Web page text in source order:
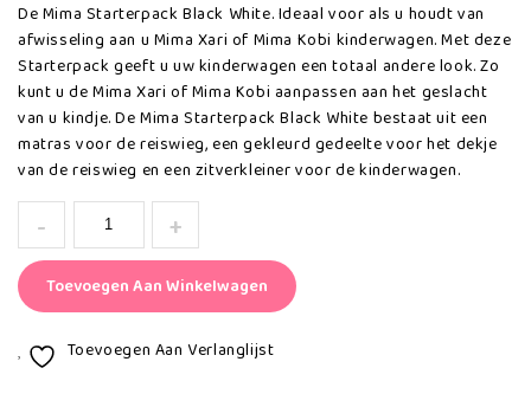
De Mima Starterpack Black White. Ideaal voor als u houdt van
afwisseling aan u Mima Xari of Mima Kobi kinderwagen. Met deze
Starterpack geeft u uw kinderwagen een totaal andere look. Zo
kunt u de Mima Xari of Mima Kobi aanpassen aan het geslacht
van u kindje. De Mima Starterpack Black White bestaat uit een
matras voor de reiswieg, een gekleurd gedeelte voor het dekje
van de reiswieg en een zitverkleiner voor de kinderwagen.
Toevoegen Aan Winkelwagen
Toevoegen Aan Verlanglijst